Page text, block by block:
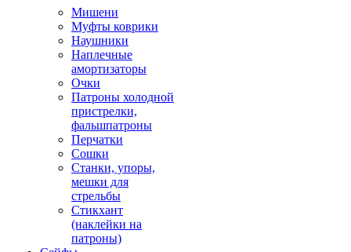
Мишени
Муфты коврики
Наушники
Наплечные
амортизаторы
Очки
Патроны холодной
пристрелки,
фальшпатроны
Перчатки
Сошки
Станки, упоры,
мешки для
стрельбы
Стикхант
(наклейки на
патроны)